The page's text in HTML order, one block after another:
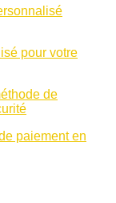
pour votre
paiement en